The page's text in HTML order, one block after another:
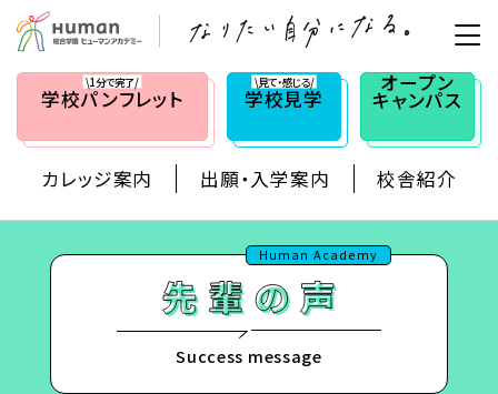
\1分で完了/
学校パンフレット
\見て・感じる/
学校見学
オープン
キャンパス
カレッジ案内 出願・入学案内 校舎紹介
Human Academy
Success message